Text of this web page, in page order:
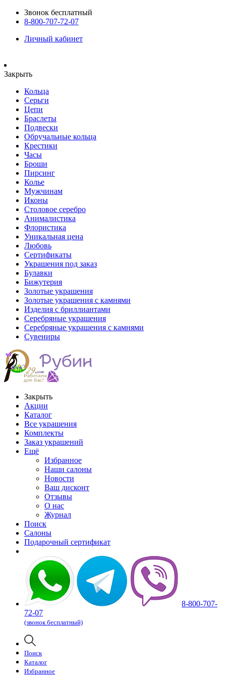
Звонок бесплатный
8-800-707-72-07
Личный кабинет
Закрыть
Кольца
Серьги
Цепи
Браслеты
Подвески
Обручальные кольца
Крестики
Часы
Броши
Пирсинг
Колье
Мужчинам
Иконы
Столовое серебро
Анималистика
Флористика
Уникальная цена
Любовь
Сертификаты
Украшения под заказ
Булавки
Бижутерия
Золотые украшения
Золотые украшения с камнями
Изделия с бриллиантами
Серебряные украшения
Серебряные украшения с камнями
Сувениры
Закрыть
Акции
Каталог
Все украшения
Комплекты
Заказ украшений
Ещё
Избранное
Наши салоны
Новости
Ваш дисконт
Отзывы
О нас
Журнал
Поиск
Салоны
Подарочный сертификат
8-800-707-
72-07
(звонок бесплатный)
Поиск
Каталог
Избранное